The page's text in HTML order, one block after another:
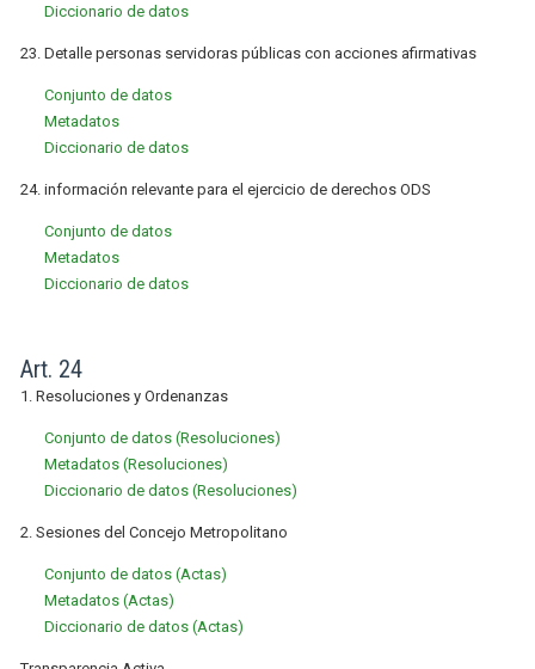
Diccionario de datos
23. Detalle personas servidoras públicas con acciones afirmativas
Conjunto de datos
Metadatos
Diccionario de datos
24. información relevante para el ejercicio de derechos ODS
Conjunto de datos
Metadatos
Diccionario de datos
Art. 24
1. Resoluciones y Ordenanzas
Conjunto de datos (Resoluciones)
Metadatos (Resoluciones)
Diccionario de datos (Resoluciones)
2. Sesiones del Concejo Metropolitano
Conjunto de datos (Actas)
Metadatos (Actas)
Diccionario de datos (Actas)